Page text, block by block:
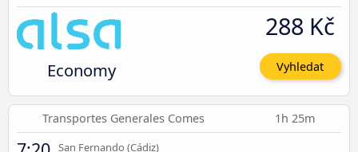
Economy
288 Kč
Vyhledat
Transportes Generales Comes 1h 25m
San Fernando (Cádiz)